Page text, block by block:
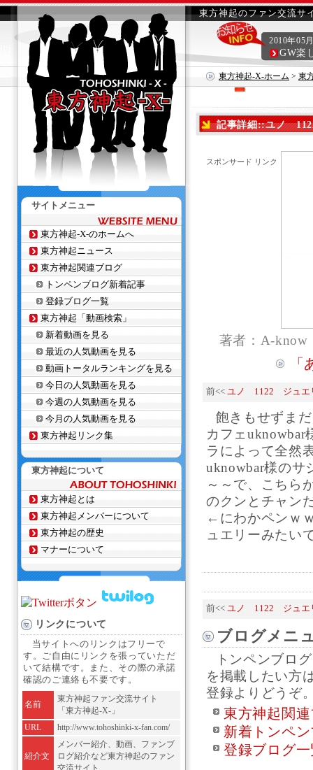
東方神起のファン交流サ
東方神起-X-ホーム > 東
2010年05
GW楽
記事詳細::ユノ
スポンサード リンク
著者：A-know
前<< ユノ 1122 ジュエ
飽きもせずま
カフェuknowbar
ラによって全然
uknowbar様のサ
～～で、こちら
のクンとチャン
←にわかペンｗ
ュエリーみたい
前<< ユノ 1122 ジュエ
ブログメニ
トンペンブロ
を掲載したい方
登録よりどうぞ
東方神起関
新着トンペ
登録ブログ
サイトメニュー
東方神起-X-のホームへ
東方神起ニュース
東方神起関連ブログ
トンペンブログ新着記事
登録ブログ一覧
東方神起「動画検索」
新着動画を見る
最近の人気動画を見る
動画トータルランキングを見る
今日の人気動画を見る
今週の人気動画を見る
今月の人気動画を見る
東方神起リンク集
東方神起について
東方神起とは
東方神起メンバーについて
東方神起の歴史
マナーについて
リンクについて
当サイトへのリンクはフリーで
す。ご自由にリンクを張っていただ
いて結構です。また、その際の承諾
確認のご連絡も不要です。
名前
東方神起ファン交流サイト
「東方神起-X-」
URL
http://www.tohoshinki-x-fan.com/
紹介文
メンバー紹介、動画、ファンブ
ログ紹介など東方神起のファン
交流サイト